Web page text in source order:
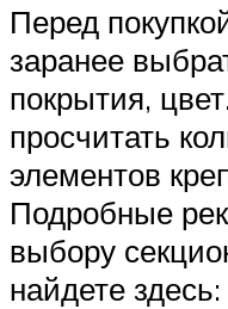
Перед
заранее
покрытия,
просчитать
элементов
Подробные
выбору
найдете здесь: